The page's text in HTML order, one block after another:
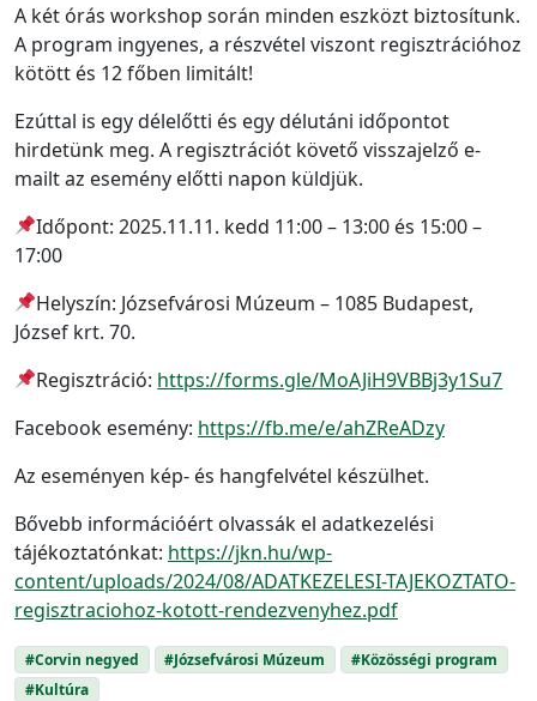
A két órás workshop során minden eszközt biztosítunk.
A program ingyenes, a részvétel viszont regisztrációhoz
kötött és 12 főben limitált!
Ezúttal is egy délelőtti és egy délutáni időpontot
hirdetünk meg. A regisztrációt követő visszajelző e-
mailt az esemény előtti napon küldjük.
Időpont: 2025.11.11. kedd 11:00 – 13:00 és 15:00 –
17:00
Helyszín: Józsefvárosi Múzeum – 1085 Budapest,
József krt. 70.
Regisztráció: https://forms.gle/MoAJiH9VBBj3y1Su7
Facebook esemény: https://fb.me/e/ahZReADzy
Az eseményen kép- és hangfelvétel készülhet.
Bővebb információért olvassák el adatkezelési
tájékoztatónkat: https://jkn.hu/wp-
content/uploads/2024/08/ADATKEZELESI-TAJEKOZTATO-
regisztraciohoz-kotott-rendezvenyhez.pdf
#Corvin negyed #Józsefvárosi Múzeum
#Közösségi program
#Kultúra